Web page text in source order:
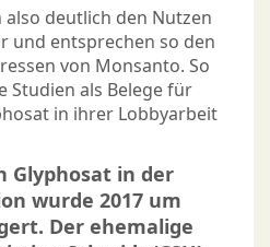
also deutlich den Nutzen
und entsprechen so den
von Monsanto. So
Studien als Belege für
in ihrer Lobbyarbeit
Glyphosat in der
wurde 2017 um
Der ehemalige